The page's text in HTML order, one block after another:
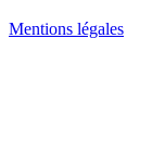
Mentions légales